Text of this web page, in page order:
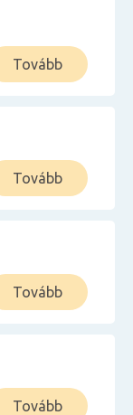
Tovább
Tovább
Tovább
Tovább